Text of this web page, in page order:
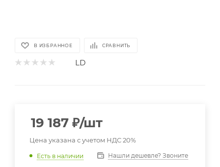
В ИЗБРАННОЕ СРАВНИТЬ
LD
19 187 ₽/шт
Цена указана с учетом НДС 20%
Есть в наличии Нашли дешевле? Звоните